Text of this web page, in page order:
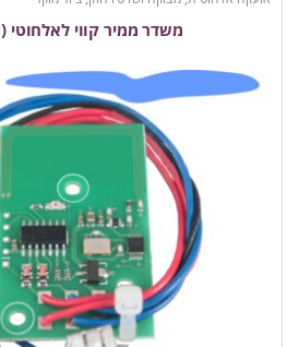
משדר ממיר קווי לאלחוטי (AVT1100)